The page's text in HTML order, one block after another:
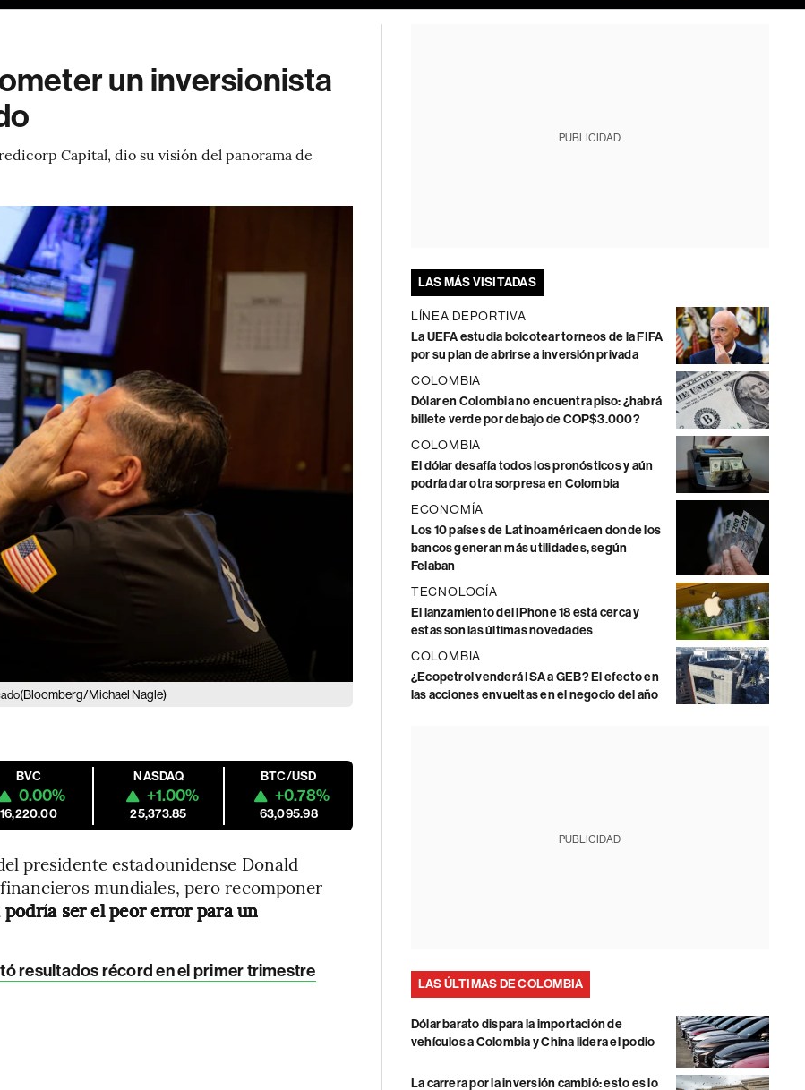
un inversionista
Capital, dio su visión del panorama de
(Bloomberg/Michael Nagle)
BVC
0.00%
16,220.00
NASDAQ
+1.00%
25,373.85
BTC/USD
+0.78%
63,095.98
presidente estadounidense Donald
mundiales, pero recomponer
ser el peor error para un
resultados récord en el primer trimestre
PUBLICIDAD
LAS MÁS VISITADAS
LÍNEA DEPORTIVA
La UEFA estudia boicotear torneos de la FIFA
por su plan de abrirse a inversión privada
COLOMBIA
Dólar en Colombia no encuentra piso: ¿habrá
billete verde por debajo de COP$3.000?
COLOMBIA
El dólar desafía todos los pronósticos y aún
podría dar otra sorpresa en Colombia
ECONOMÍA
Los 10 países de Latinoamérica en donde los
bancos generan más utilidades, según
Felaban
TECNOLOGÍA
El lanzamiento del iPhone 18 está cerca y
estas son las últimas novedades
COLOMBIA
¿Ecopetrol venderá ISA a GEB? El efecto en
las acciones envueltas en el negocio del año
PUBLICIDAD
LAS ÚLTIMAS DE COLOMBIA
Dólar barato dispara la importación de
vehículos a Colombia y China lidera el podio
La carrera por la inversión cambió: esto es lo